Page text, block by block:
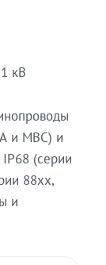
кВ
и МВС) и
(серии
88xx,
и